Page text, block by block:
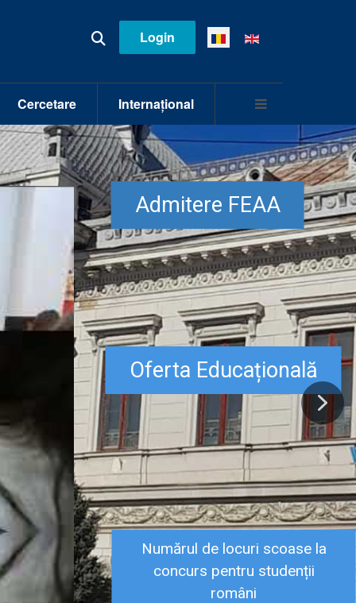
Login
Cercetare Internațional
Admitere FEAA
Oferta Educațională
Numărul de locuri scoase la
concurs pentru studenții
români